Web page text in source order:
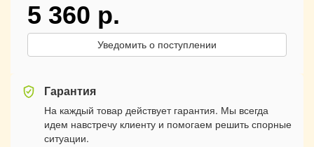
5 360 р.
Уведомить о поступлении
Гарантия
На каждый товар действует гарантия. Мы всегда
идем навстречу клиенту и помогаем решить спорные
ситуации.